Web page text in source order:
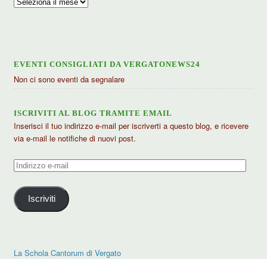
EVENTI CONSIGLIATI DA VERGATONEWS24
Non ci sono eventi da segnalare
ISCRIVITI AL BLOG TRAMITE EMAIL
Inserisci il tuo indirizzo e-mail per iscriverti a questo blog, e ricevere
via e-mail le notifiche di nuovi post.
Indirizzo
mail
Iscriviti
La Schola Cantorum di Vergato